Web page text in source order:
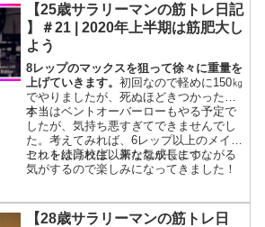
【25歳サラリーマンの筋トレ日記
】＃21 | 2020年上半期は筋肥大し
よう
8レップのマックスを狙って徐々に重量を
上げていきます。初回なので軽めに150㎏
でやりましたが、死ぬほどきつかったで
す！
本当はベントオーバーローもやる予定で
したが、気持ち悪すぎてできませんでし
た。考えてみれば、6レップ以上のメイン
セットは高校生以来な気がします。
これを続ければ、新たな成長につながる
気がするので楽しみになってきました！
【28歳サラリーマンの筋トレ日